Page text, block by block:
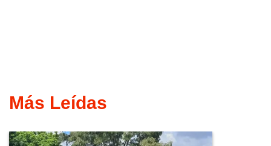
Más Leídas